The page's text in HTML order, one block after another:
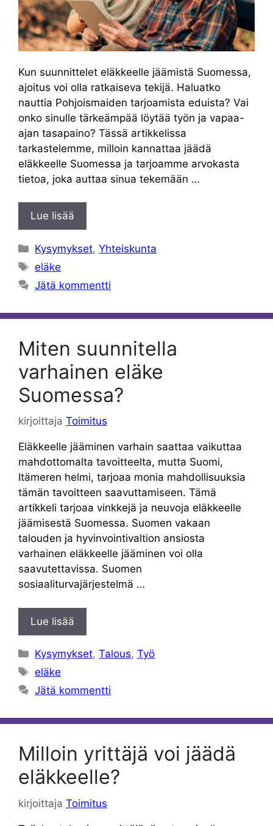
Kun suunnittelet eläkkeelle jäämistä Suomessa,
ajoitus voi olla ratkaiseva tekijä. Haluatko
nauttia Pohjoismaiden tarjoamista eduista? Vai
onko sinulle tärkeämpää löytää työn ja vapaa-
ajan tasapaino? Tässä artikkelissa
tarkastelemme, milloin kannattaa jäädä
eläkkeelle Suomessa ja tarjoamme arvokasta
tietoa, joka auttaa sinua tekemään …
Lue lisää
Kategoriat
Kysymykset,Yhteiskunta
Avainsanat
eläke
Jätä kommentti
Miten suunnitella
varhainen eläke
Suomessa?
kirjoittaja Toimitus
Eläkkeelle jääminen varhain saattaa vaikuttaa
mahdottomalta tavoitteelta, mutta Suomi,
Itämeren helmi, tarjoaa monia mahdollisuuksia
tämän tavoitteen saavuttamiseen. Tämä
artikkeli tarjoaa vinkkejä ja neuvoja eläkkeelle
jäämisestä Suomessa. Suomen vakaan
talouden ja hyvinvointivaltion ansiosta
varhainen eläkkeelle jääminen voi olla
saavutettavissa. Suomen
sosiaaliturvajärjestelmä …
Lue lisää
Kategoriat
Kysymykset,Talous,Työ
Avainsanat
eläke
Jätä kommentti
Milloin yrittäjä voi jäädä
eläkkeelle?
kirjoittaja Toimitus